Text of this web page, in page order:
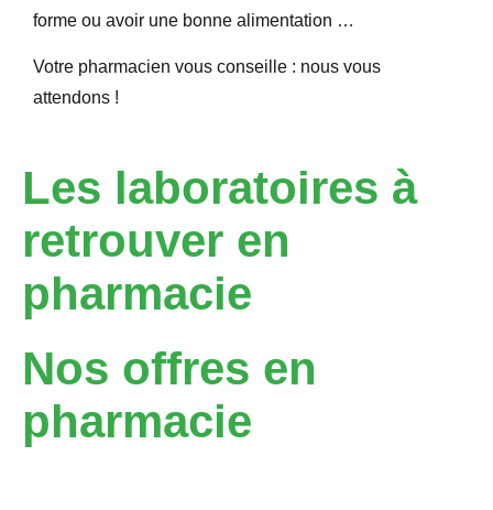
forme ou avoir une bonne alimentation …
Votre pharmacien vous conseille : nous vous
attendons !
Les laboratoires à
retrouver en
pharmacie
Nos offres en
pharmacie